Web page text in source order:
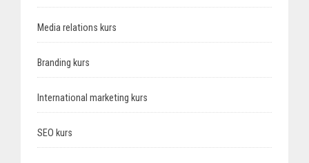
Media relations kurs
Branding kurs
International marketing kurs
SEO kurs